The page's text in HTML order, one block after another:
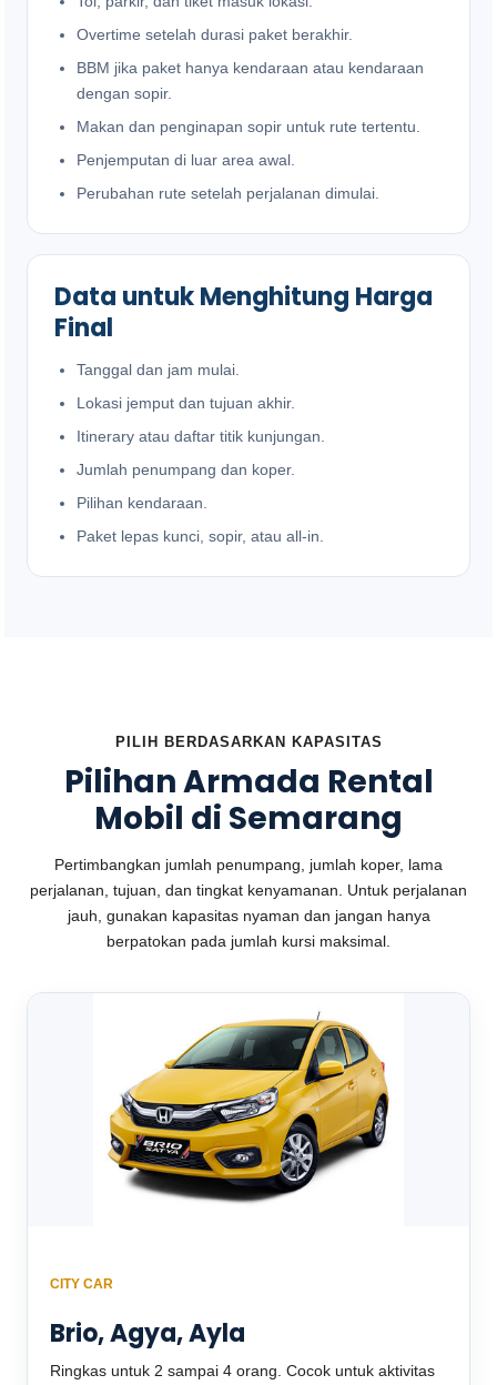
Overtime setelah durasi paket berakhir.
BBM jika paket hanya kendaraan atau kendaraan
dengan sopir.
Makan dan penginapan sopir untuk rute tertentu.
Penjemputan di luar area awal.
Perubahan rute setelah perjalanan dimulai.
Data untuk Menghitung Harga
Final
Tanggal dan jam mulai.
Lokasi jemput dan tujuan akhir.
Itinerary atau daftar titik kunjungan.
Jumlah penumpang dan koper.
Pilihan kendaraan.
Paket lepas kunci, sopir, atau all-in.
PILIH BERDASARKAN KAPASITAS
Pilihan Armada Rental
Mobil di Semarang
Pertimbangkan jumlah penumpang, jumlah koper, lama
perjalanan, tujuan, dan tingkat kenyamanan. Untuk perjalanan
jauh, gunakan kapasitas nyaman dan jangan hanya
berpatokan pada jumlah kursi maksimal.
CITY CAR
Brio, Agya, Ayla
Ringkas untuk 2 sampai 4 orang. Cocok untuk aktivitas